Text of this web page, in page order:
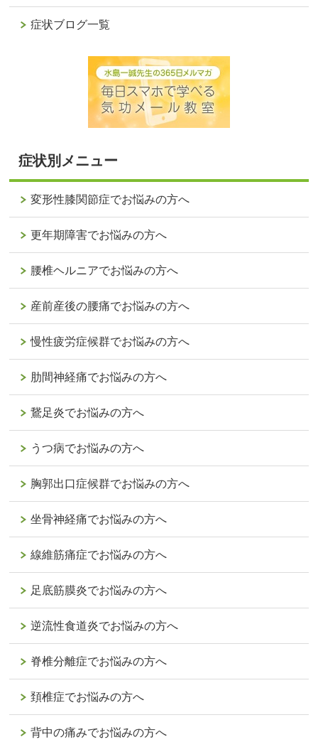
症状ブログ一覧
症状別メニュー
変形性膝関節症でお悩みの方へ
更年期障害でお悩みの方へ
腰椎ヘルニアでお悩みの方へ
産前産後の腰痛でお悩みの方へ
慢性疲労症候群でお悩みの方へ
肋間神経痛でお悩みの方へ
鵞足炎でお悩みの方へ
うつ病でお悩みの方へ
胸郭出口症候群でお悩みの方へ
坐骨神経痛でお悩みの方へ
線維筋痛症でお悩みの方へ
足底筋膜炎でお悩みの方へ
逆流性食道炎でお悩みの方へ
脊椎分離症でお悩みの方へ
頚椎症でお悩みの方へ
背中の痛みでお悩みの方へ